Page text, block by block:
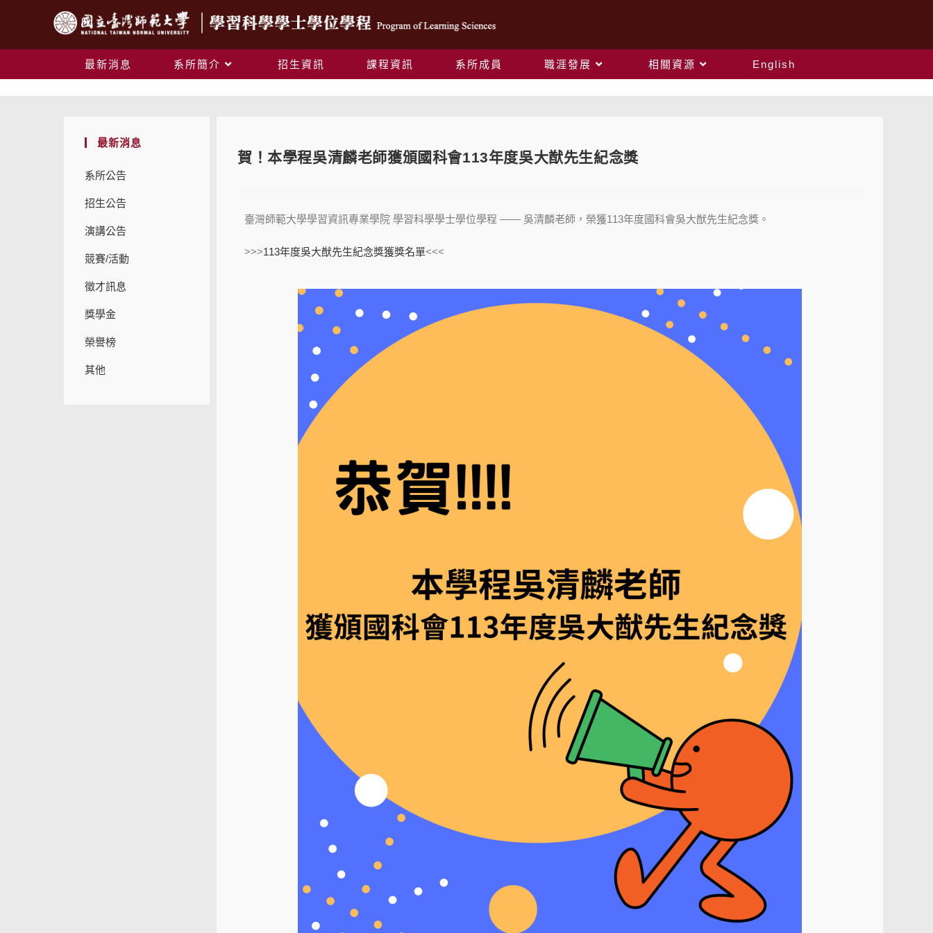
最新消息 系所簡介 招生資訊 課程資訊 系所成員 職涯發展 相關資源
English
最新消息
系所公告
招生公告
演講公告
競賽/活動
徵才訊息
獎學金
榮譽榜
其他
賀！本學程吳清麟老師獲頒國科會113年度吳大猷先生紀念獎
臺灣師範大學學習資訊專業學院 學習科學學士學位學程 —— 吳清麟老師，榮獲113年度國科會吳大猷先生紀念獎。
>>>113年度吳大猷先生紀念獎獲獎名單<<<